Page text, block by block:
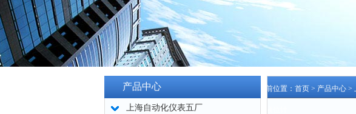
产品中心
上海自动化仪表五厂
当前位置： 首页 > 产品中心 >